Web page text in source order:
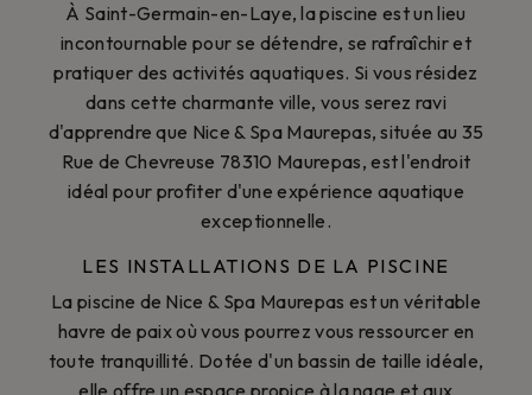
À Saint-Germain-en-Laye, la piscine est un lieu
incontournable pour se détendre, se rafraîchir et
pratiquer des activités aquatiques. Si vous résidez
dans cette charmante ville, vous serez ravi
d'apprendre que Nice & Spa Maurepas, située au 35
Rue de Chevreuse 78310 Maurepas, est l'endroit
idéal pour profiter d'une expérience aquatique
exceptionnelle.
LES INSTALLATIONS DE LA PISCINE
La piscine de Nice & Spa Maurepas est un véritable
havre de paix où vous pourrez vous ressourcer en
toute tranquillité. Dotée d'un bassin de taille idéale,